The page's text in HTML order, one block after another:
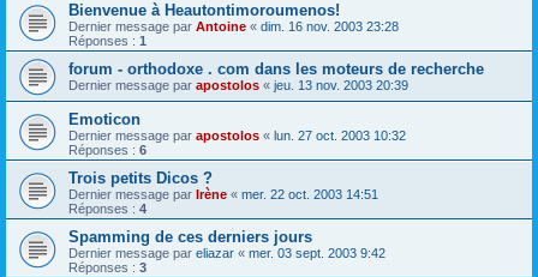
Bienvenue à Heautontimoroumenos!
Dernier message par Antoine « dim. 16 nov. 2003 23:28
Réponses : 1
forum - orthodoxe . com dans les moteurs de recherche
Dernier message par apostolos « jeu. 13 nov. 2003 20:39
Emoticon
Dernier message par apostolos « lun. 27 oct. 2003 10:32
Réponses : 6
Trois petits Dicos ?
Dernier message par Irène « mer. 22 oct. 2003 14:51
Réponses : 4
Spamming de ces derniers jours
Dernier message par eliazar « mer. 03 sept. 2003 9:42
Réponses : 3